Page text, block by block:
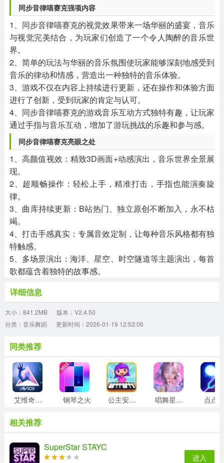
同步音律喵赛克强项内容
1、同步音律喵赛克的视觉效果带来一场华丽的盛宴，音乐
与视觉完美结合，为玩家们创造了一个令人陶醉的音乐世
界。
2、简单的玩法与华丽的音乐氛围使玩家能够深刻地感受到
音乐的律动和情感，营造出一种独特的音乐体验。
3、游戏不仅在内容上持续进行更新，还在操作和体验方面
进行了创新，受到玩家的肯定与认可。
4、同步音律喵赛克的游戏音乐互动方式独特有趣，让玩家
通过手指与音乐互动，增加了游玩挑战的乐趣和参与感。
同步音律喵赛克亮眼之处
1、高颜值视效：精致3D画面+动感演出，音乐世界全景展
现。
2、超顺畅操作：轻松上手，精准打击，手指也能演奏旋
律。
3、曲库持续更新：B站热门、独立原创不断加入，永不枯
竭。
4、打击手感真实：专属音效定制，让每种音乐风格都有独
特触感。
5、多场景演出：海洋、星空、时空隧道等主题演出，每首
歌都蕴含着独特的故事感。
详细信息
大小：841.2MB
版本：V2.4.50
分类：音乐舞蹈
更新时间：2026-01-19 12:53:06
同类推荐
艾维奇重力手机版 钢琴之火 公主安娜学钢琴游戏 唱舞星计划 点点
相关推荐
SuperStar STAYC
进入